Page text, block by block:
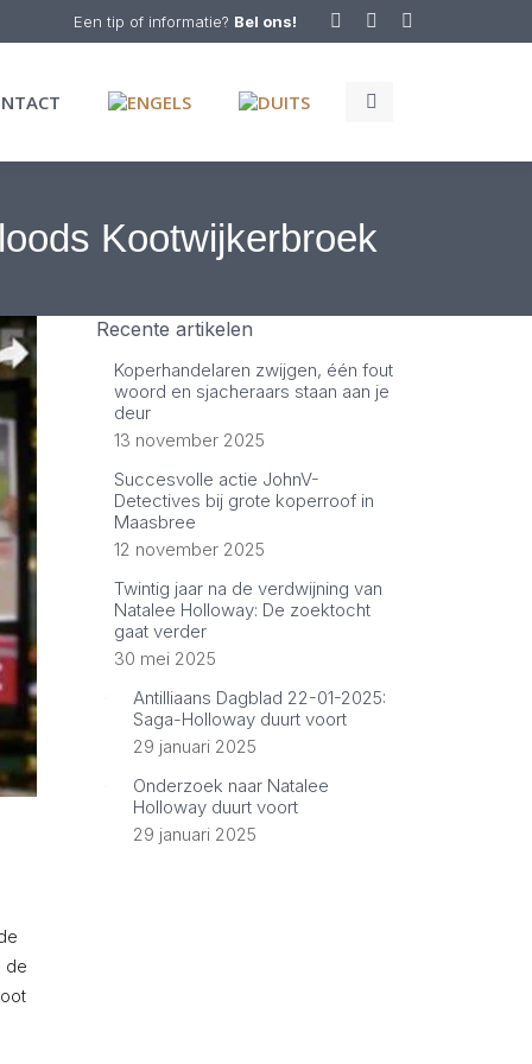
Een tip of informatie? Bel ons!
opens
new
opens
newnew
Search:
Kootwijkerbroek
de
Recente artikelen
Koperhandelaren zwijgen, één fout
woord en sjacheraars staan aan je
deur
13 november 2025
Succesvolle actie JohnV-
Detectives bij grote koperroof in
Maasbree
12 november 2025
Twintig jaar na de verdwijning van
Natalee Holloway: De zoektocht
gaat verder
30 mei 2025
Antilliaans Dagblad 22-01-2025:
Saga-Holloway duurt voort
29 januari 2025
Onderzoek naar Natalee
Holloway duurt voort
29 januari 2025